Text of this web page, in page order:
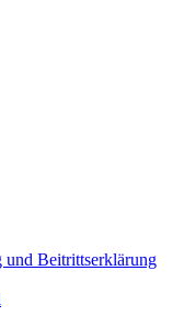
und Beitrittserklärung